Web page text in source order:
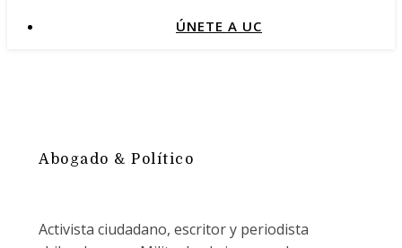
ÚNETE A UC
Abogado & Político
Activista ciudadano, escritor y periodista